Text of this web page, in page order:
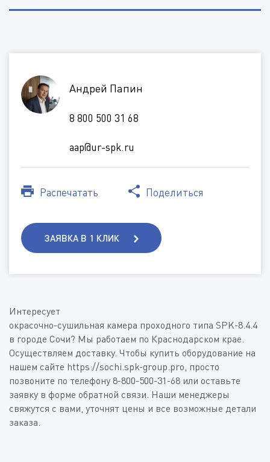
*
Вид топлива
Способ подачи изделия
Дополнительная информация
(Доступные типы файлов: doc, gif, jpg, mpg, pdf, png, txt, zip)
Дополнительная информация
(Доступные типы файлов: doc, gif, jpg, mpg, pdf, png, txt, zip)
Пройдите проверку:*
Нажимая на кнопку «Отправить», я даю своё согласиена обработку
персональных данных
Андрей Папин
8 800 500 31 68
aap@ur-spk.ru
Распечатать Поделиться
ЗАЯВКА В 1 КЛИК
Интересует
Окрасочно-сушильная камера проходного типа SPK-8.4.4
в городе Сочи? Мы работаем по Краснодарском крае.
Осуществляем доставку. Чтобы купить оборудование на
нашем сайте https://sochi.spk-group.pro, просто
позвоните по телефону 8-800-500-31-68 или оставьте
заявку в форме обратной связи. Наши менеджеры
свяжутся с вами, уточнят цены и все возможные детали
заказа.